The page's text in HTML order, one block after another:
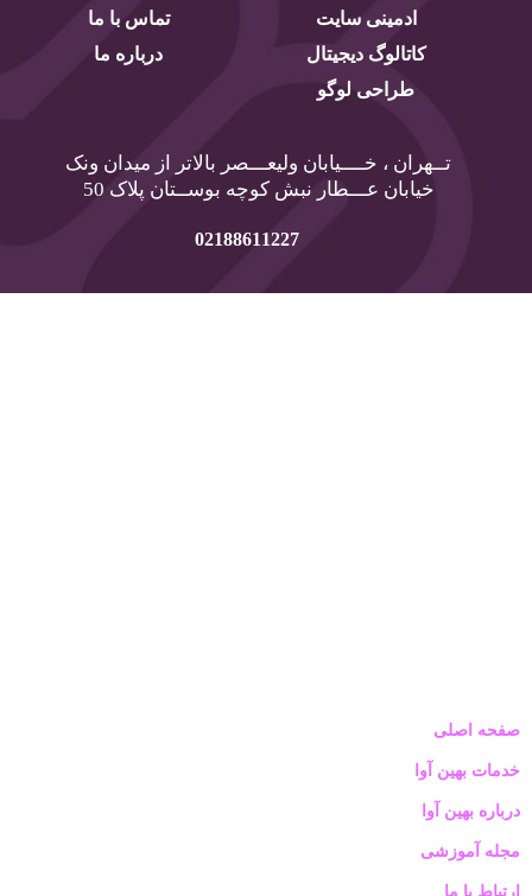
ادمینی سایت
کاتالوگ دیجیتال
طراحی لوگو
تماس با ما
درباره ما
تــهران ، خــــیابان ولیعـــصر بالاتر از میدان ونک
خیابان عـــطار نبش کوچه بوســتان پلاک 50
02188611227
صفحه اصلی
خدمات بهین آوا
درباره بهین آوا
مجله آموزشی
ارتباط با ما